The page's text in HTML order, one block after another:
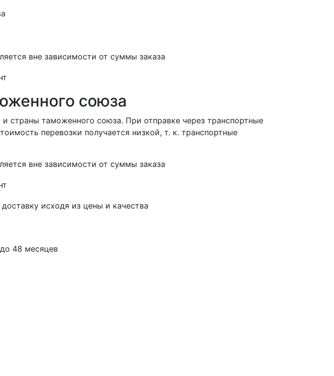
вне зависимости от суммы заказа
союза
страны таможенного союза. При отправке через транспортные
перевозки получается низкой, т. к. транспортные
вне зависимости от суммы заказа
исходя из цены и качества
48 месяцев